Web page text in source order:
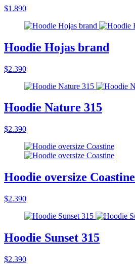
$1.890
Hoodie Hojas brand
$2.390
Hoodie Nature 315
$2.390
Hoodie oversize Coastine
$2.390
Hoodie Sunset 315
$2.390